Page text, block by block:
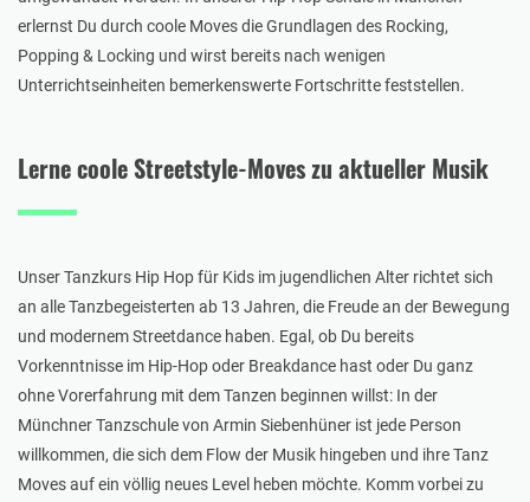
erlernst Du durch coole Moves die Grundlagen des Rocking,
Popping & Locking und wirst bereits nach wenigen
Unterrichtseinheiten bemerkenswerte Fortschritte feststellen.
Lerne coole Streetstyle-Moves zu aktueller Musik
Unser Tanzkurs Hip Hop für Kids im jugendlichen Alter richtet sich
an alle Tanzbegeisterten ab 13 Jahren, die Freude an der Bewegung
und modernem Streetdance haben. Egal, ob Du bereits
Vorkenntnisse im Hip-Hop oder Breakdance hast oder Du ganz
ohne Vorerfahrung mit dem Tanzen beginnen willst: In der
Münchner Tanzschule von Armin Siebenhüner ist jede Person
willkommen, die sich dem Flow der Musik hingeben und ihre Tanz
Moves auf ein völlig neues Level heben möchte. Komm vorbei zu